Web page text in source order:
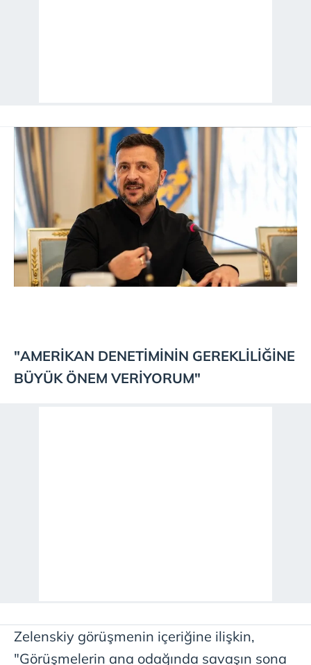
"AMERİKAN DENETİMİNİN GEREKLİLİĞİNE
BÜYÜK ÖNEM VERİYORUM"
Zelenskiy görüşmenin içeriğine ilişkin,
"Görüşmelerin ana odağında savaşın sona